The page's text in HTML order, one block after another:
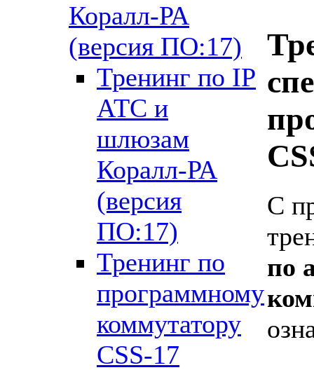
Коралл-РА
(версия ПО:17)
Тренинг по IP
АТС и
шлюзам
Коралл-РА
(версия
ПО:17)
Тренинг по
программному
коммутатору
CSS-17
С
по